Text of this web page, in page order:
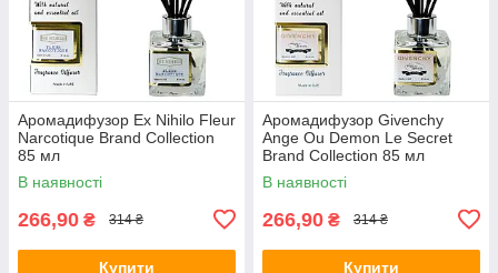
Аромадифузор Ex Nihilo Fleur
Narcotique Brand Collection
85 мл
В наявності
266,90 ₴ 314 ₴
Купити
Аромадифузор Givenchy
Ange Ou Demon Le Secret
Brand Collection 85 мл
В наявності
266,90 ₴ 314 ₴
Купити